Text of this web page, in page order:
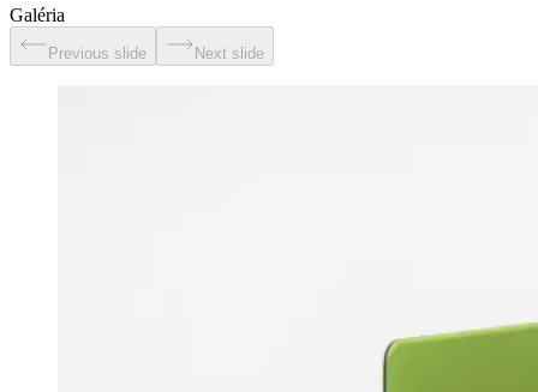
Galéria
Previous slide Next slide